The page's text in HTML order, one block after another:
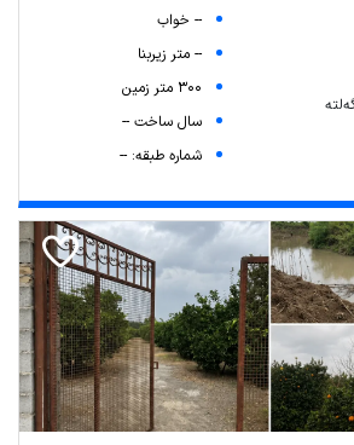
-- خواب
-- متر زیربنا
300 متر زمین
سال ساخت --
شماره طبقه: --